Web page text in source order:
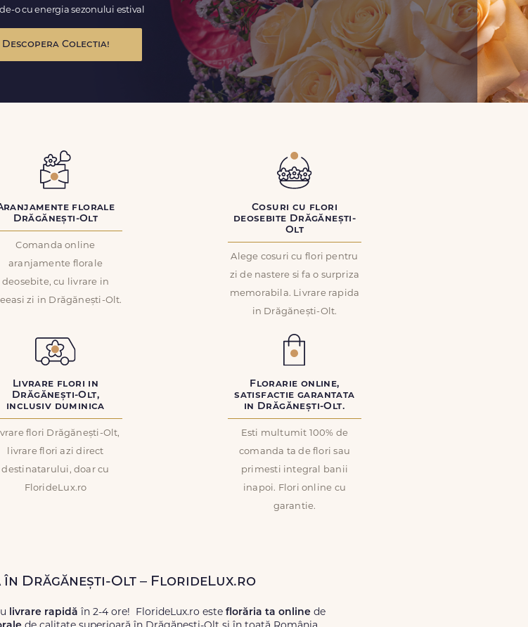
o cu energia sezonului estival
Descopera Colectia!
florale
Drăgănești-Olt
Comanda online
aranjamente florale
deosebite, cu livrare in
zi in Drăgănești-Olt.
Cosuri cu flori
deosebite Drăgănești-
Olt
Alege cosuri cu flori pentru
zi de nastere si fa o surpriza
memorabila. Livrare rapida
in Drăgănești-Olt.
Livrare flori in
Drăgănești-Olt,
inclusiv duminica
flori Drăgănești-Olt,
livrare flori azi direct
destinatarului, doar cu
FlorideLux.ro
Florarie online,
satisfactie garantata
in Drăgănești-Olt.
Esti multumit 100% de
comanda ta de flori sau
primesti integral banii
inapoi. Flori online cu
garantie.
Drăgănești-Olt – FlorideLux.ro
livrare rapidă în 2-4 ore! FlorideLux.ro este florăria ta online de